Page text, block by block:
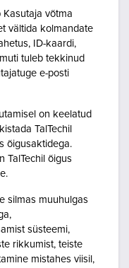
võtma
vältida kolmandate
ID-kaardi,
tuleb tekkinud
e-posti
on keelatud
TalTechil
õigusaktidega.
TalTechil õigus
silmas muuhulgas
süsteemi,
rikkumist, teiste
mistahes viisil,